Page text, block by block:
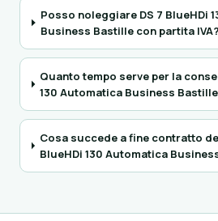
Posso noleggiare DS 7 BlueHDi
Business Bastille con partita IVA?
Quanto tempo serve per la
130 Automatica Business
Cosa succede a fine contratto
BlueHDi 130 Automatica